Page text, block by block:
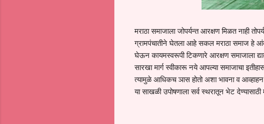
मराठा समाजाला जोपर्यन्त आरक्षण मिळत नाही
ग्रामपंचातीने घेतला आहे सकल मराठा समाज हे
घेऊन कायमस्वरूपी टिकणारे आरक्षण समाजाला
सारखा मार्ग स्वीकारू नये आपल्या समाजाचा
त्यामुळे आधिकच ञास होतो अशा भावना व
या साखळी उपोषणाला सर्व स्थरातून भेट देण्यासाठी